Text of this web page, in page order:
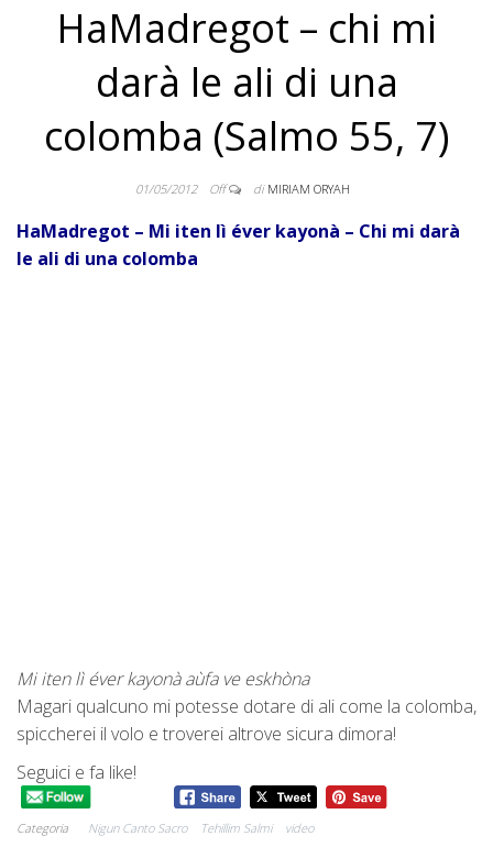
HaMadregot – chi mi
darà le ali di una
colomba (Salmo 55, 7)
01/05/2012 Off di MIRIAM ORYAH
HaMadregot – Mi iten lì éver kayonà – Chi mi darà
le ali di una colomba
Mi iten lì éver kayonà aùfa ve eskhòna
Magari qualcuno mi potesse dotare di ali come la colomba,
spiccherei il volo e troverei altrove sicura dimora!
Seguici e fa like!
Categoria Nigun Canto Sacro Tehillim Salmi video